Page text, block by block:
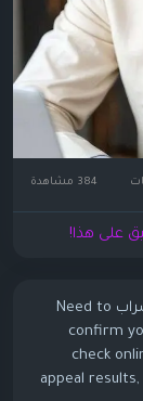
على هذا!
& ⬅ الشراب Need to
confirm
check
appeal